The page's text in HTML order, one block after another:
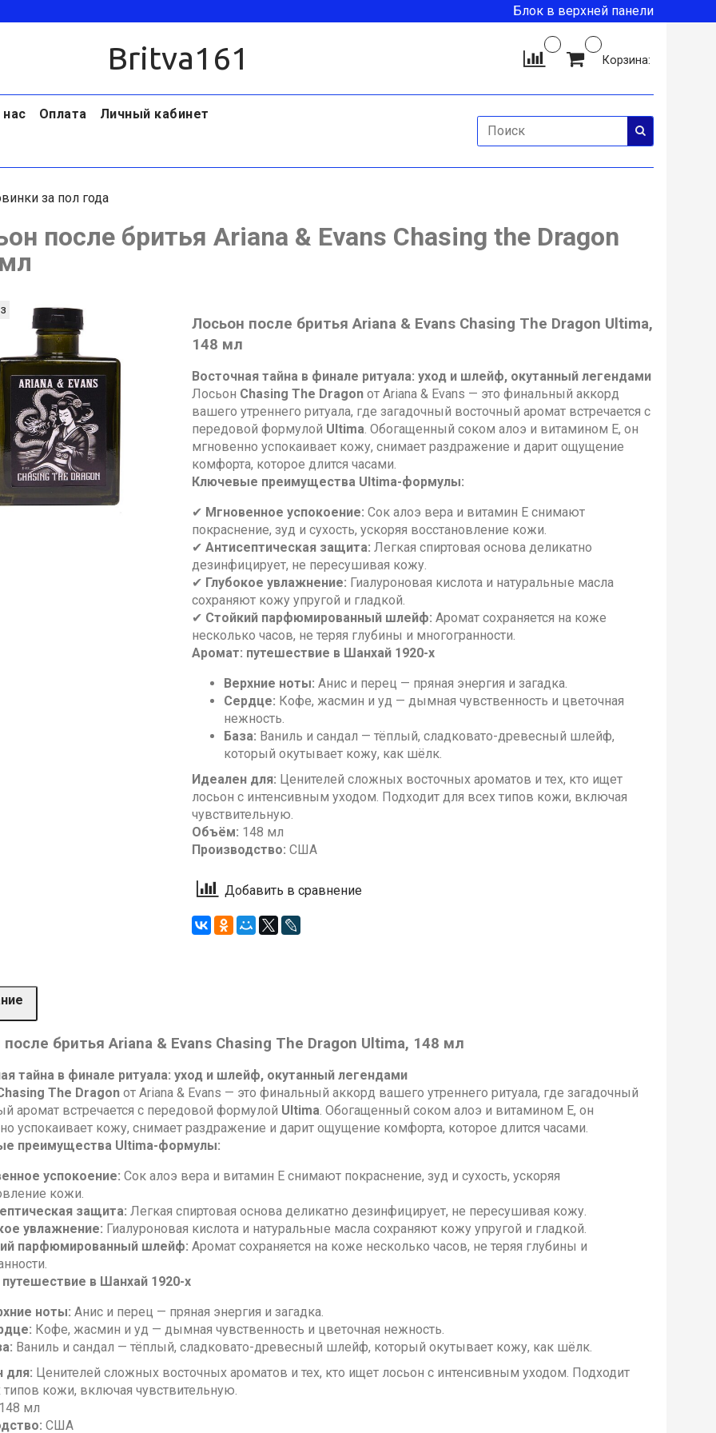
Блок в верхней панели
Britva161 Корзина:
Оплата
Личный кабинет
за пол года
после бритья Ariana & Evans Chasing the Dragon
Лосьон после бритья Ariana & Evans Chasing The Dragon Ultima,
148 мл
Восточная тайна в финале ритуала: уход и шлейф, окутанный легендами
Лосьон Chasing The Dragonот Ariana & Evans — это финальный аккорд
вашего утреннего ритуала, где загадочный восточный аромат встречается с
передовой формулой Ultima. Обогащенный соком алоэ и витамином E, он
мгновенно успокаивает кожу, снимает раздражение и дарит ощущение
комфорта, которое длится часами.
Ключевые преимущества Ultima-формулы:
✔ Мгновенное успокоение: Сок алоэ вера и витамин E снимают
покраснение, зуд и сухость, ускоряя восстановление кожи.
✔ Антисептическая защита: Легкая спиртовая основа деликатно
дезинфицирует, не пересушивая кожу.
✔ Глубокое увлажнение: Гиалуроновая кислота и натуральные масла
сохраняют кожу упругой и гладкой.
✔ Стойкий парфюмированный шлейф: Аромат сохраняется на коже
несколько часов, не теряя глубины и многогранности.
Аромат: путешествие в Шанхай 1920-х
Верхние ноты: Анис и перец — пряная энергия и загадка.
Сердце: Кофе, жасмин и уд — дымная чувственность и цветочная
нежность.
База: Ваниль и сандал — тёплый, сладковато-древесный шлейф,
который окутывает кожу, как шёлк.
Идеален для: Ценителей сложных восточных ароматов и тех, кто ищет
лосьон с интенсивным уходом. Подходит для всех типов кожи, включая
чувствительную.
Объём: 148 мл
Производство: США
Добавить в сравнение
бритья Ariana & Evans Chasing The Dragon Ultima, 148 мл
тайна в финале ритуала: уход и шлейф, окутанный легендами
The Dragon от Ariana & Evans — это финальный аккорд вашего утреннего ритуала, где загадочный
аромат встречается с передовой формулой Ultima. Обогащенный соком алоэ и витамином E, он
успокаивает кожу, снимает раздражение и дарит ощущение комфорта, которое длится часами.
преимущества Ultima-формулы:
успокоение: Сок алоэ вера и витамин E снимают покраснение, зуд и сухость, ускоряя
кожи.
защита: Легкая спиртовая основа деликатно дезинфицирует, не пересушивая кожу.
увлажнение: Гиалуроновая кислота и натуральные масла сохраняют кожу упругой и гладкой.
парфюмированный шлейф: Аромат сохраняется на коже несколько часов, не теряя глубины и
в Шанхай 1920-х
ноты: Анис и перец — пряная энергия и загадка.
Кофе, жасмин и уд — дымная чувственность и цветочная нежность.
Ваниль и сандал — тёплый, сладковато-древесный шлейф, который окутывает кожу, как шёлк.
для: Ценителей сложных восточных ароматов и тех, кто ищет лосьон с интенсивным уходом. Подходит
типов кожи, включая чувствительную.
148 мл
США